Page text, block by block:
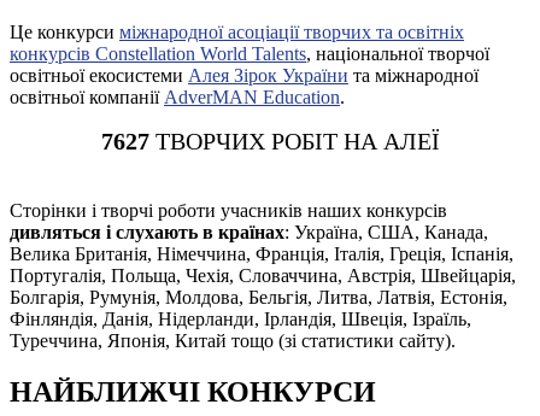
Це конкурси міжнародної асоціації творчих та освітніх
конкурсів Constellation World Talents, національної творчої
освітньої екосистеми Алея Зірок України та міжнародної
освітньої компанії AdverMAN Education.
7627ТВОРЧИХ РОБІТ НА АЛЕЇ
Cторінки і творчі роботи учасників наших конкурсів
дивляться і слухають в країнах: Україна, США, Канада,
Велика Британія, Німеччина, Франція, Італія, Греція, Іспанія,
Португалія, Польща, Чехія, Словаччина, Австрія, Швейцарія,
Болгарія, Румунія, Молдова, Бельгія, Литва, Латвія, Естонія,
Фінляндія, Данія, Нідерланди, Ірландія, Швеція, Ізраїль,
Туреччина, Японія, Китай тощо (зі статистики сайту).
НАЙБЛИЖЧІ КОНКУРСИ